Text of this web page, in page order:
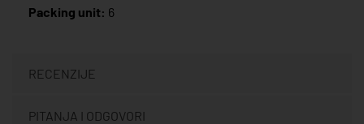
Packing unit: 6
RECENZIJE
PITANJA I ODGOVORI